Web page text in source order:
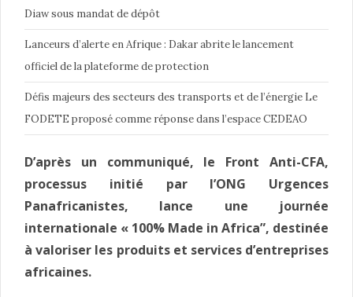
Diaw sous mandat de dépôt
Lanceurs d’alerte en Afrique : Dakar abrite le lancement
officiel de la plateforme de protection
Défis majeurs des secteurs des transports et de l’énergie Le
FODETE proposé comme réponse dans l’espace CEDEAO
D’après un communiqué, le Front Anti-CFA,
processus initié par l’ONG Urgences
Panafricanistes, lance une journée
internationale « 100% Made in Africa”, destinée
à valoriser les produits et services d’entreprises
africaines.